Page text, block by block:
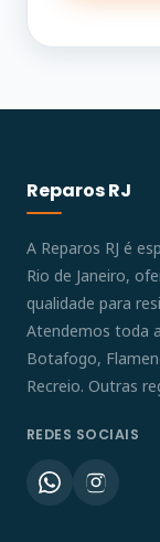
Reparos RJ
A Reparos RJ é
Rio de Janeiro,
qualidade para
Atendemos toda
Botafogo,
Recreio. Outras
REDES SOCIAIS